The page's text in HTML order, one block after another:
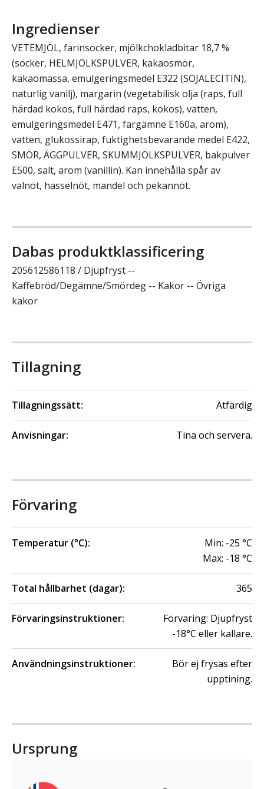
Ingredienser
VETEMJÖL, farinsocker, mjölkchokladbitar 18,7 %
(socker, HELMJÖLKSPULVER, kakaosmör,
kakaomassa, emulgeringsmedel E322 (SOJALECITIN),
naturlig vanilj), margarin (vegetabilisk olja (raps, full
härdad kokos, full härdad raps, kokos), vatten,
emulgeringsmedel E471, färgämne E160a, arom),
vatten, glukossirap, fuktighetsbevarande medel E422,
SMÖR, ÄGGPULVER, SKUMMJÖLKSPULVER, bakpulver
E500, salt, arom (vanillin). Kan innehålla spår av
valnöt, hasselnöt, mandel och pekannöt.
Dabas produktklassificering
205612586118 / Djupfryst --
Kaffebröd/Degämne/Smördeg -- Kakor -- Övriga
kakor
Tillagning
Tillagningssätt: Ätfärdig
Anvisningar: Tina och servera.
Förvaring
Temperatur (°C): Min: -25 °C
Max: -18 °C
Total hållbarhet (dagar): 365
Förvaringsinstruktioner:
Förvaring: Djupfryst
-18°C eller kallare.
Användningsinstruktioner:
Bör ej frysas efter
upptining.
Ursprung